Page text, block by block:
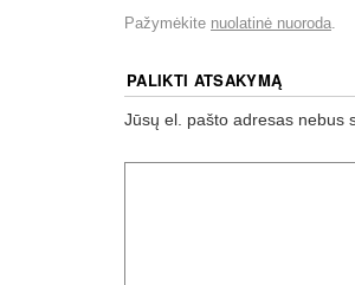
Pažymėkite nuolatinė nuoroda
PALIKTI ATSAKYMĄ
Jūsų el. pašto adresas nebus